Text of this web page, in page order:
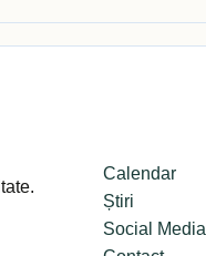
Calendar
Știri
Social Media